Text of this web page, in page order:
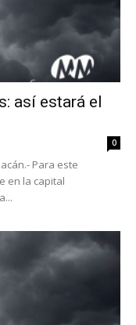
así estará el
0
Para este
en la capital